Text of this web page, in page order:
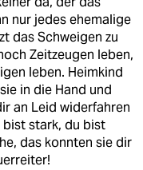
nur jedes ehemalige
das Schweigen zu
Zeitzeugen leben,
leben. Heimkind
in die Hand und
an Leid widerfahren
bist stark, du bist
das konnten sie dir